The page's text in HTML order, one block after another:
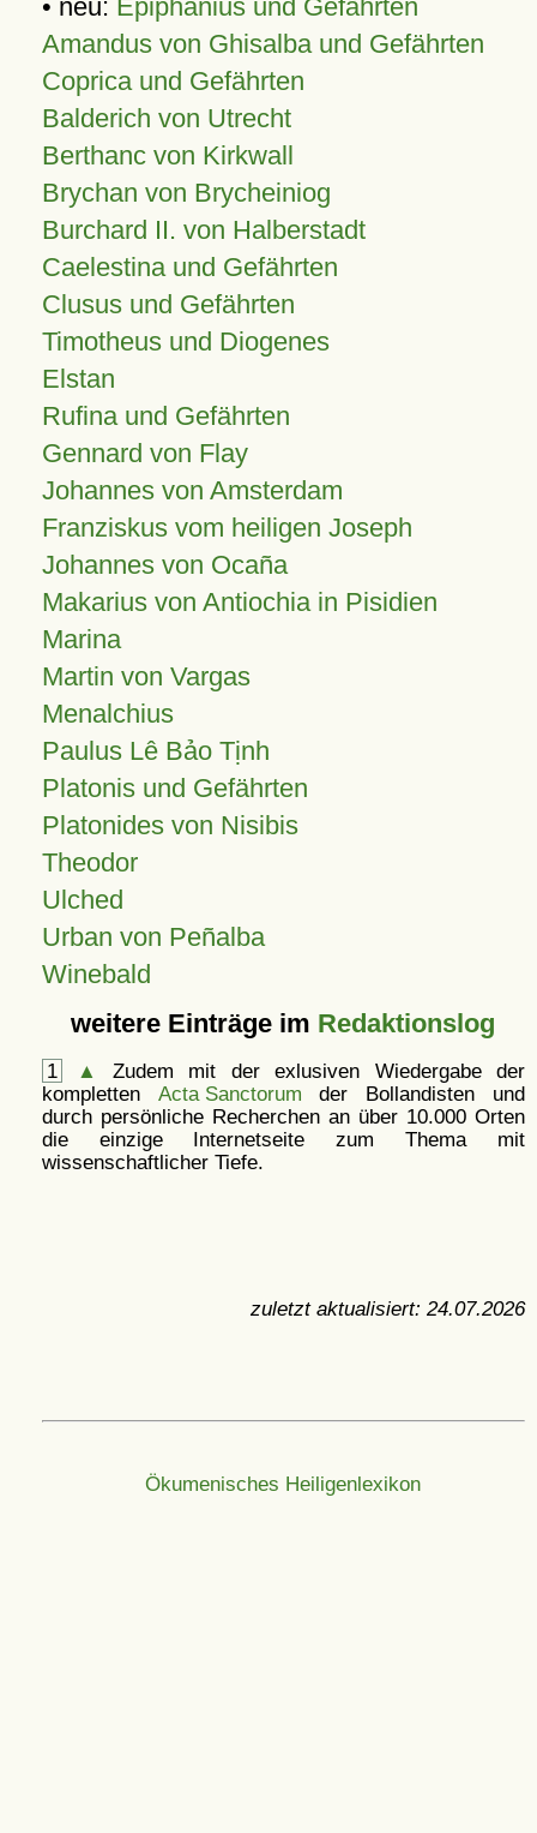
• neu: Epiphanius und Gefährten
Amandus von Ghisalba und Gefährten
Coprica und Gefährten
Balderich von Utrecht
Berthanc von Kirkwall
Brychan von Brycheiniog
Burchard II. von Halberstadt
Caelestina und Gefährten
Clusus und Gefährten
Timotheus und Diogenes
Elstan
Rufina und Gefährten
Gennard von Flay
Johannes von Amsterdam
Franziskus vom heiligen Joseph
Johannes von Ocaña
Makarius von Antiochia in Pisidien
Marina
Martin von Vargas
Menalchius
Paulus Lê Bảo Tịnh
Platonis und Gefährten
Platonides von Nisibis
Theodor
Ulched
Urban von Peñalba
Winebald
weitere Einträge im Redaktionslog
1 ▲
Zudem mit der exlusiven Wiedergabe der
kompletten Acta Sanctorum der Bollandisten und
durch persönliche Recherchen an über 10.000 Orten
die einzige Internetseite zum Thema mit
wissenschaftlicher Tiefe.
zuletzt aktualisiert: 24.07.2026
Ökumenisches Heiligenlexikon